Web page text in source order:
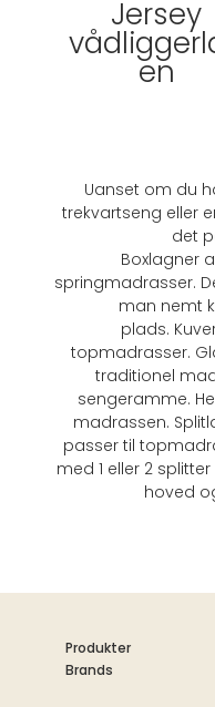
Jersey
en
Uanset om du
trekvartseng eller
det
Boxlagner
springmadrasser.
man nemt
plads.
topmadrasser.
traditionel
sengeramme.
madrassen.
passer til
med 1 eller 2
hoved
Produkter
Brands